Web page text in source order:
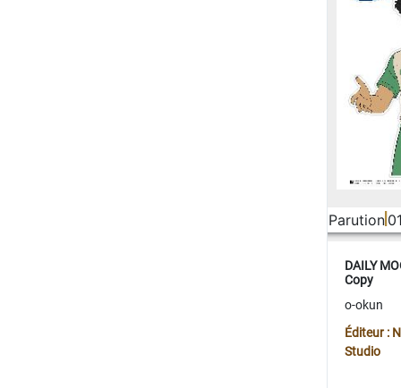
Parution
DAILY
Copy
o-okun
Éditeur :
Studio